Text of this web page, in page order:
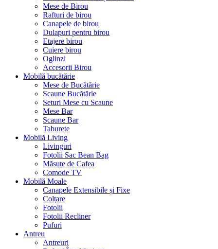
Mese de Birou
Rafturi de birou
Canapele de birou
Dulapuri pentru birou
Etajere birou
Cuiere birou
Oglinzi
Accesorii Birou
Mobilă bucătărie
Mese de Bucătărie
Scaune Bucătărie
Seturi Mese cu Scaune
Mese Bar
Scaune Bar
Taburete
Mobilă Living
Livinguri
Fotolii Sac Bean Bag
Măsuțe de Cafea
Comode TV
Mobilă Moale
Canapele Extensibile și Fixe
Colțare
Fotolii
Fotolii Recliner
Pufuri
Antreu
Antreuri